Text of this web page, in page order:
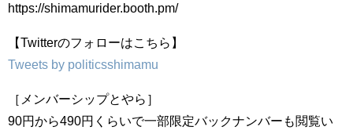
https://shimamurider.booth.pm/
【Twitterのフォローはこちら】
Tweets by politicsshimamu
［メンバーシップとやら］
90円から490円くらいで一部限定バックナンバーも閲覧い